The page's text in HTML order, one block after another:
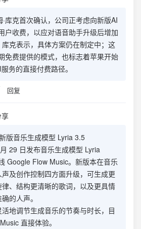
库克首次确认，公司正考虑向新版AI
户收费，以应对语音助手升级后增加
克表示，具体方案仍在制定中；这
免费提供的模式，也标志着苹果开始
务的直接付费路径。
回复
版音乐生成模型 Lyria 3.5
29 日发布音乐生成模型 Lyria
Google Flow Music。新版本在音乐
及创作控制四方面升级，可生成更
律、结构更清晰的歌词，以及更具情
的人声。
地调节生成音乐的节奏与时长，目
直接体验。